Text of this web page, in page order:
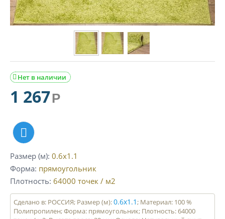
Нет в наличии

1 267Р
Размер (м) 0.6x1.1
Форма прямоугольник
Плотность 64000 точек / м2
Сделано в: РОССИЯ; Размер (м):0.6x1.1; Материал: 100 %
Полипропилен; Форма: прямоугольник; Плотность: 64000